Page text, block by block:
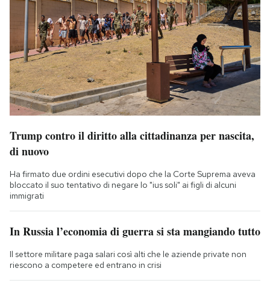
Trump contro il diritto alla cittadinanza per nascita,
di nuovo
Ha firmato due ordini esecutivi dopo che la Corte Suprema aveva
bloccato il suo tentativo di negare lo "ius soli" ai figli di alcuni
immigrati
In Russia l’economia di guerra si sta mangiando tutto
Il settore militare paga salari così alti che le aziende private non
riescono a competere ed entrano in crisi